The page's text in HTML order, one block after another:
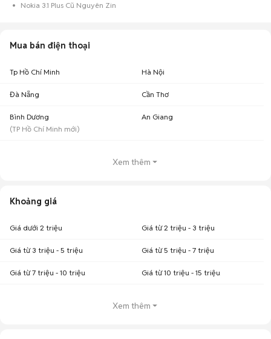
Nokia 3.1 Plus Cũ Nguyên Zin
Mua bán điện thoại
Tp Hồ Chí Minh Hà Nội
Đà Nẵng Cần Thơ
Bình Dương
(TP Hồ Chí Minh mới)
An Giang
Xem thêm
Khoảng giá
Giá dưới 2 triệu Giá từ 2 triệu - 3 triệu
Giá từ 3 triệu - 5 triệu Giá từ 5 triệu - 7 triệu
Giá từ 7 triệu - 10 triệu Giá từ 10 triệu - 15 triệu
Xem thêm